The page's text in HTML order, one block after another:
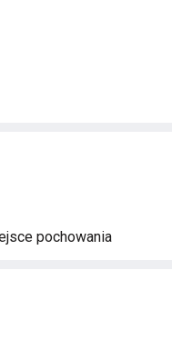
pochowania